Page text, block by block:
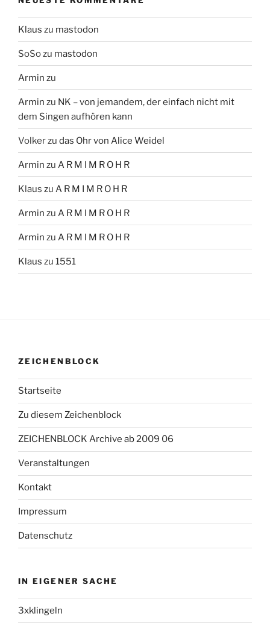
Klaus zu mastodon
SoSozu mastodon
Armin zu
Armin zu NK – von jemandem, der einfach nicht mit
dem Singen aufhören kann
Volkerzu das Ohr von Alice Weidel
Armin zu A R M I M R O H R
Klaus zu A R M I M R O H R
Armin zu A R M I M R O H R
Armin zu A R M I M R O H R
Klaus zu 1551
ZEICHENBLOCK
Startseite
Zu diesem Zeichenblock
ZEICHENBLOCK Archive ab 2009 06
Veranstaltungen
Kontakt
Impressum
Datenschutz
IN EIGENER SACHE
3xklingeln